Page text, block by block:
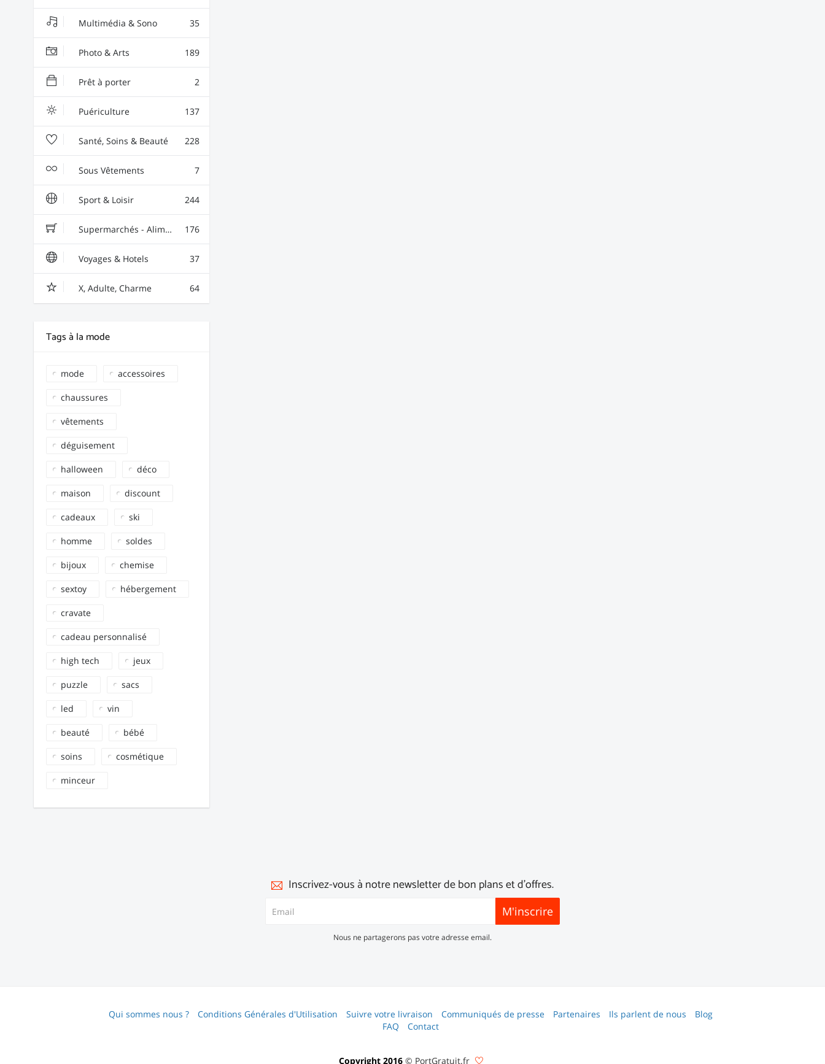
Multimédia & Sono 35
Photo & Arts 189
Prêt à porter 2
Puériculture 137
Santé, Soins & Beauté 228
Sous Vêtements 7
Sport & Loisir 244
Supermarchés - Alimentaire - Vin 176
Voyages & Hotels 37
X, Adulte, Charme 64
Tags à la mode
mode accessoires
chaussures
vêtements
déguisement
halloween déco
maison discount
cadeaux ski
homme soldes
bijoux chemise
sextoy hébergement
cravate
cadeau personnalisé
high tech jeux
puzzle sacs
led vin
beauté bébé
soins cosmétique
minceur
Inscrivez-vous à notre newsletter de bon plans et d'offres.
M'inscrire
Nous ne partagerons pas votre adresse email.
Qui sommes nous ? Conditions Générales d'Utilisation Suivre votre livraison Communiqués de presse Partenaires Ils parlent de nous
Blog
FAQ
Contact
Copyright 2016 © PortGratuit.fr